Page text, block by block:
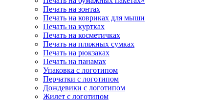
Печать на зонтах
Печать на ковриках для мыши
Печать на куртках
Печать на косметичках
Печать на пляжных сумках
Печать на рюкзаках
Печать на панамах
Упаковка с логотипом
Перчатки с логотипом
Дождевики с логотипом
Жилет с логотипом